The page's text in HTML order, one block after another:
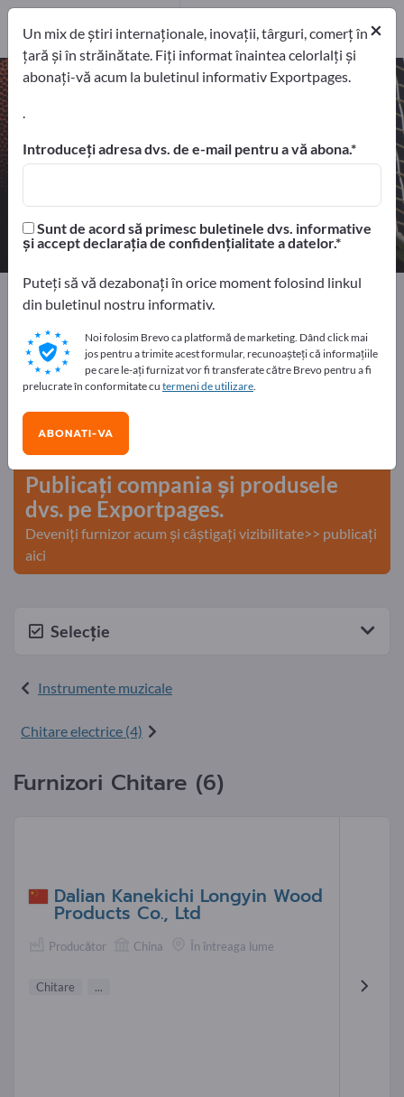
Chitare – găsiți producători și
furnizori
exportatori Producători
2
Producători4
Distribuitori2
Home Sport şi timp liber
Instrumente muzicale
Chitare
Faceți publicitate gratuit pe
Exportpages!
Nevoile – Ofertele – Bunuri second-hand – Contacte
comerciale >> începeți aici
Publicați compania și produsele
dvs. pe Exportpages.
Deveniți furnizor acum și câștigați vizibilitate>> publicați
aici
Selecție
Instrumente muzicale
Chitare electrice (4)
Furnizori Chitare (6)
Dalian Kanekichi Longyin Wood
Products Co., Ltd
Producător China În întreaga lume
Chitare ...
×
Un mix de știri internaționale, inovații, târguri, comerț în
țară și în străinătate. Fiți informat înaintea celorlalți și
abonați-vă acum la buletinul informativ Exportpages.
.
Introduceți adresa dvs. de e-mail pentru a vă abona.
Sunt de acord să primesc buletinele dvs. informative
și accept declarația de confidențialitate a datelor.
Puteți să vă dezabonați în orice moment folosind linkul
din buletinul nostru informativ.
Noi folosim Brevo ca platformă de marketing. Dând click mai
jos pentru a trimite acest formular, recunoașteți că informațiile
pe care le-ați furnizat vor fi transferate către Brevo pentru a fi
prelucrate în conformitate cu termeni de utilizare.
ABONATI-VA